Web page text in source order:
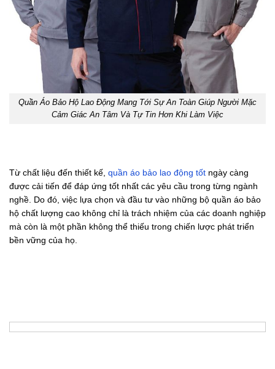
Quần Áo Bảo Hộ Lao Động Mang Tới Sự An Toàn Giúp Người Mặc
Cảm Giác An Tâm Và Tự Tin Hơn Khi Làm Việc
Từ chất liệu đến thiết kế, quần áo bảo lao động tốt ngày càng
được cải tiến để đáp ứng tốt nhất các yêu cầu trong từng ngành
nghề. Do đó, việc lựa chọn và đầu tư vào những bộ quần áo bảo
hộ chất lượng cao không chỉ là trách nhiệm của các doanh nghiệp
mà còn là một phần không thể thiếu trong chiến lược phát triển
bền vững của họ.